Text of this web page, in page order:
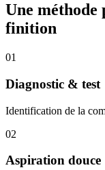
Une méthode
finition
01
Diagnostic & test
Identification de la
02
Aspiration douce